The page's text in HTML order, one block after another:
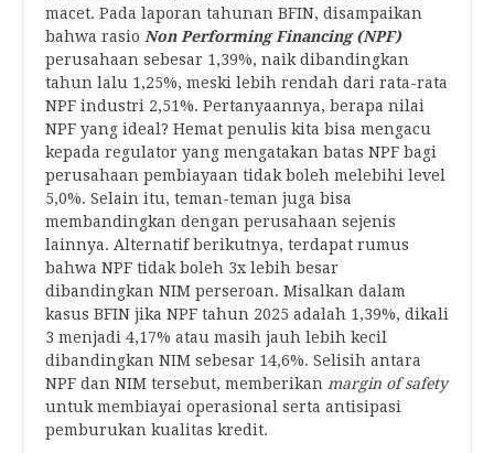
macet. Pada laporan tahunan BFIN, disampaikan
bahwa rasio Non Performing Financing (NPF)
perusahaan sebesar 1,39%, naik dibandingkan
tahun lalu 1,25%, meski lebih rendah dari rata-rata
NPF industri 2,51%. Pertanyaannya, berapa nilai
NPF yang ideal? Hemat penulis kita bisa mengacu
kepada regulator yang mengatakan batas NPF bagi
perusahaan pembiayaan tidak boleh melebihi level
5,0%. Selain itu, teman-teman juga bisa
membandingkan dengan perusahaan sejenis
lainnya. Alternatif berikutnya, terdapat rumus
bahwa NPF tidak boleh 3x lebih besar
dibandingkan NIM perseroan. Misalkan dalam
kasus BFIN jika NPF tahun 2025 adalah 1,39%, dikali
3 menjadi 4,17% atau masih jauh lebih kecil
dibandingkan NIM sebesar 14,6%. Selisih antara
NPF dan NIM tersebut, memberikan margin of safety
untuk membiayai operasional serta antisipasi
pemburukan kualitas kredit.